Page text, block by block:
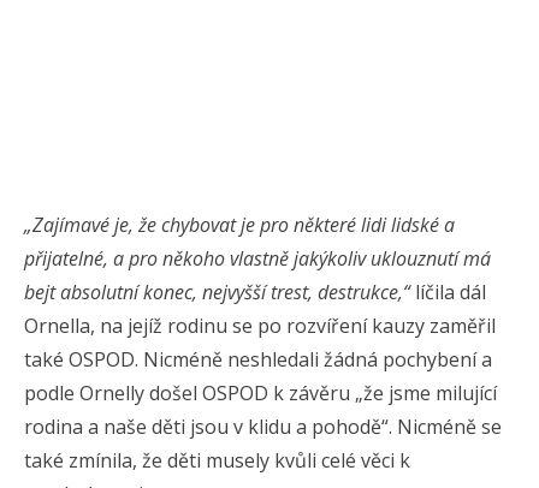
„Zajímavé je, že chybovat je pro některé lidi lidské a
přijatelné, a pro někoho vlastně jakýkoliv uklouznutí má
bejt absolutní konec, nejvyšší trest, destrukce,“líčila dál
Ornella, na jejíž rodinu se po rozvíření kauzy zaměřil
také OSPOD. Nicméně neshledali žádná pochybení a
podle Ornelly došel OSPOD k závěru „že jsme milující
rodina a naše děti jsou v klidu a pohodě“. Nicméně se
také zmínila, že děti musely kvůli celé věci k